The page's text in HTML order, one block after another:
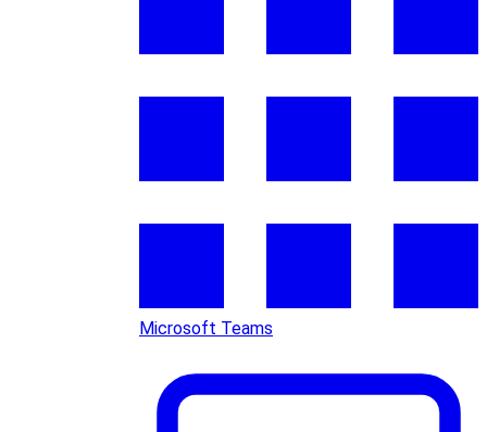
Microsoft Teams